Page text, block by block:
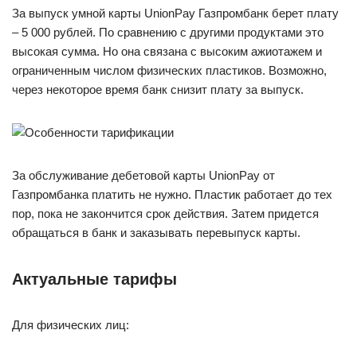
За выпуск умной карты UnionPay Газпромбанк берет плату
– 5 000 рублей. По сравнению с другими продуктами это
высокая сумма. Но она связана с высоким ажиотажем и
ограниченным числом физических пластиков. Возможно,
через некоторое время банк снизит плату за выпуск.
За обслуживание дебетовой карты UnionPay от
Газпромбанка платить не нужно. Пластик работает до тех
пор, пока не закончится срок действия. Затем придется
обращаться в банк и заказывать перевыпуск карты.
Актуальные тарифы
Для физических лиц: